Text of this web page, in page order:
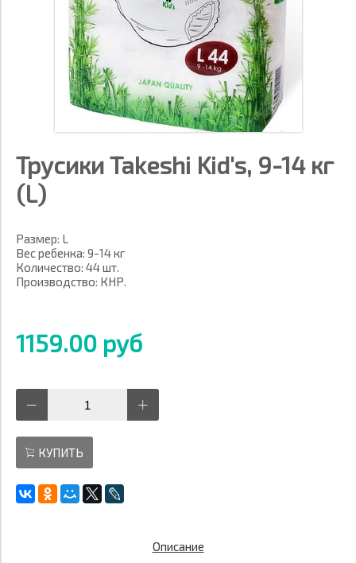
Трусики Takeshi Kid's, 9-14 кг
(L)
Размер: L
Вес ребенка: 9-14 кг
Количество: 44 шт.
Производство: КНР.
1159.00 руб
КУПИТЬ
Описание